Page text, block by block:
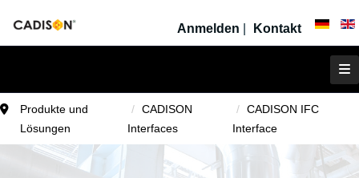
Anmelden Kontakt
Produkte und
Lösungen
CADISON
Interfaces
CADISON IFC
Interface